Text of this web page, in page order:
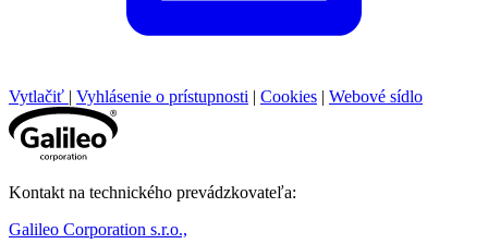
Vytlačiť | Vyhlásenie o prístupnosti | Cookies | Webové sídlo
Kontakt na technického prevádzkovateľa:
Galileo Corporation s.r.o.,